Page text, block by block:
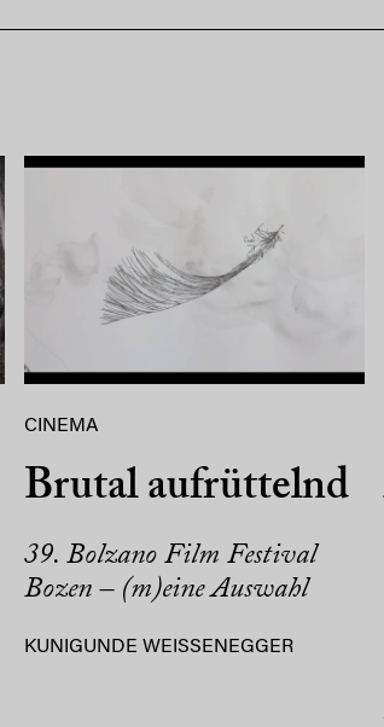
CINEMA
Brutal aufrüttelnd
39. Bolzano Film Festival
Bozen – (m)eine Auswahl
KUNIGUNDE WEISSENEGGER